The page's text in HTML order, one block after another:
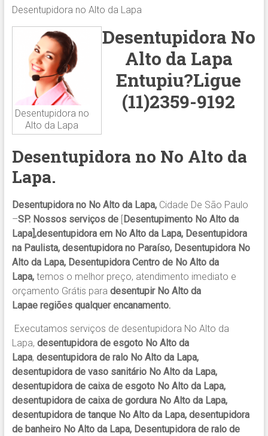
Desentupidora no Alto da Lapa
Desentupidora no
Alto da Lapa
Desentupidora No
Alto da Lapa
Entupiu?Ligue
(11)2359-9192
Desentupidora no No Alto da
Lapa.
Desentupidora no No Alto da Lapa,Cidade De São Paulo
–SP. Nossos serviços de[Desentupimento No Alto da
Lapa],desentupidora em No Alto da Lapa, Desentupidora
na Paulista, desentupidora no Paraíso, Desentupidora No
Alto da Lapa, Desentupidora Centro de No Alto da
Lapa, temos o melhor preço, atendimento imediato e
orçamento Grátis para desentupir No Alto da
Lapae regiões qualquer encanamento.
Executamos serviços de desentupidora No Alto da
Lapa, desentupidora de esgoto No Alto da
Lapa, desentupidora de ralo No Alto da Lapa,
desentupidora de vaso sanitário No Alto da Lapa,
desentupidora de caixa de esgoto No Alto da Lapa,
desentupidora de caixa de gordura No Alto da Lapa,
desentupidora de tanque No Alto da Lapa, desentupidora
de banheiro No Alto da Lapa, Desentupidora de ralo de